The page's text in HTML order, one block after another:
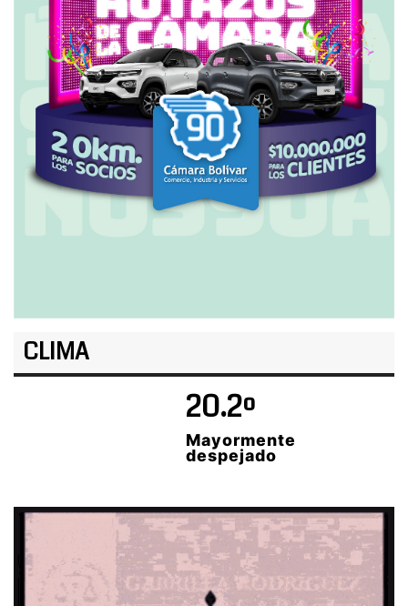
CLIMA
20.2º
Mayormente
despejado